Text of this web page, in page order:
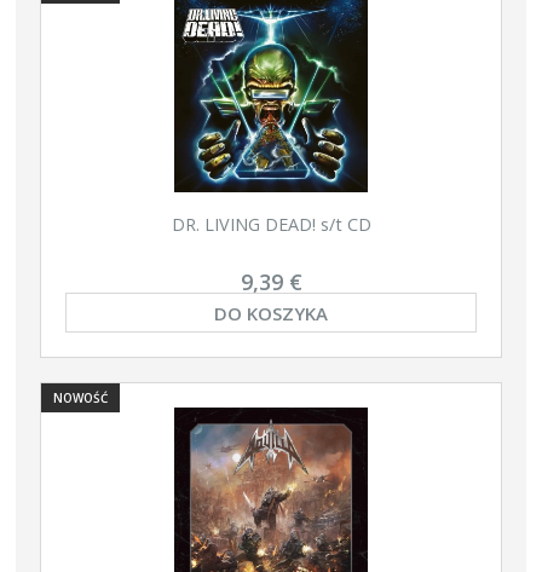
DR. LIVING DEAD! s/t CD
9,39 €
DO KOSZYKA
NOWOŚĆ